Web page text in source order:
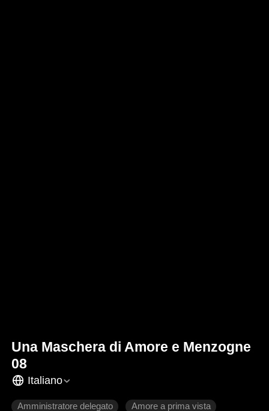
Una Maschera di Amore e Menzogne
08
Italiano
Amministratore delegato Amore a prima vista